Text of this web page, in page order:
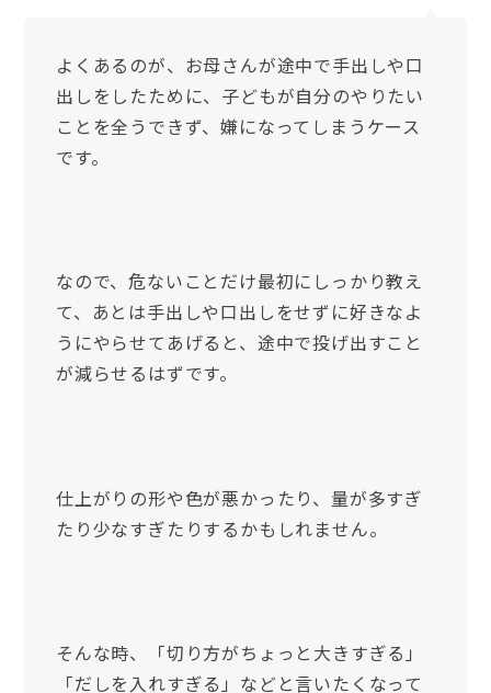
よくあるのが、お母さんが途中で手出しや口
出しをしたために、子どもが自分のやりたい
ことを全うできず、嫌になってしまうケース
です。
なので、危ないことだけ最初にしっかり教え
て、あとは手出しや口出しをせずに好きなよ
うにやらせてあげると、途中で投げ出すこと
が減らせるはずです。
仕上がりの形や色が悪かったり、量が多すぎ
たり少なすぎたりするかもしれません。
そんな時、「切り方がちょっと大きすぎる」
「だしを入れすぎる」などと言いたくなって